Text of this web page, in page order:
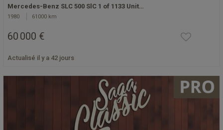
Mercedes-Benz SLC 500 SlC 1 of 1133 Unit…
1980 61000 km
60 000 €
Actualisé il y a 42 jours